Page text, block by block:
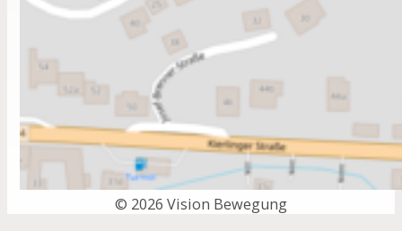
© 2026 Vision Bewegung